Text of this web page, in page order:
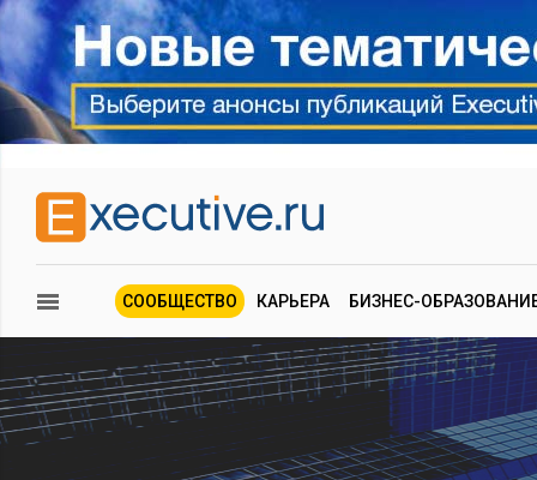
СООБЩЕСТВО КАРЬЕРА БИЗНЕС-